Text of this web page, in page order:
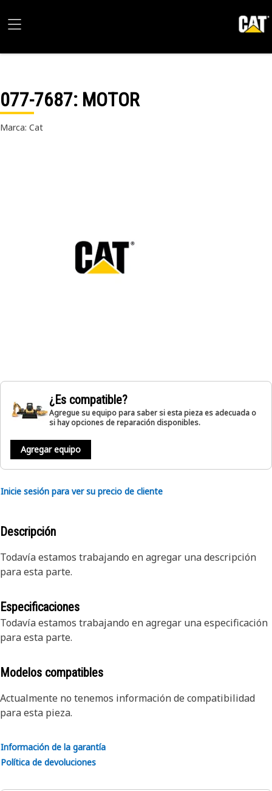
077-7687: MOTOR
Marca: Cat
¿Es compatible?
Agregue su equipo para saber si esta pieza es adecuada o
si hay opciones de reparación disponibles.
Agregar equipo
Inicie sesión para ver su precio de cliente
Descripción
Todavía estamos trabajando en agregar una descripción
para esta parte.
Especificaciones
Todavía estamos trabajando en agregar una especificación
para esta parte.
Modelos compatibles
Actualmente no tenemos información de compatibilidad
para esta pieza.
Información de la garantía
Política de devoluciones